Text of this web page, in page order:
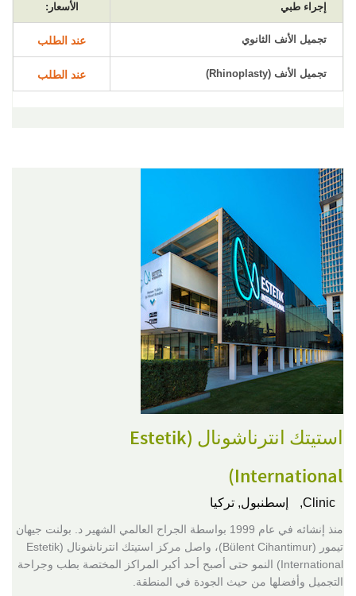
إجراء طبي الأسعار:
تجميل الأنف الثانوي عند الطلب
تجميل الأنف (Rhinoplasty) عند الطلب
استيتك انترناشونال (Estetik
International)
Clinic, إسطنبول, تركيا
منذ إنشائه في عام 1999 بواسطة الجراح العالمي الشهير د. بولنت جيهان
تيمور (Bülent Cihantimur)، واصل مركز استيتك انترناشونال (Estetik
International) النمو حتى أصبح أحد أكبر المراكز المختصة بطب وجراحة
التجميل وأفضلها من حيث الجودة في المنطقة.